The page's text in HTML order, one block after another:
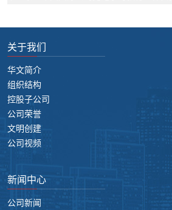
关于我们
华文简介
组织结构
控股子公司
公司荣誉
文明创建
公司视频
新闻中心
公司新闻